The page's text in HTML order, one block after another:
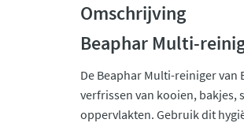
Omschrijving
Beaphar Multi-
De Beaphar Multi-reiniger
verfrissen van kooien, bakjes,
oppervlakten. Gebruik dit